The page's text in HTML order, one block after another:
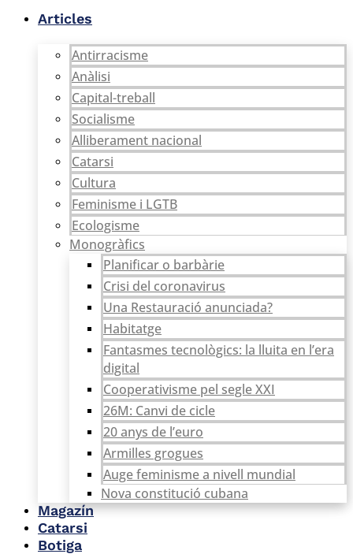
Articles
Antirracisme
Anàlisi
Capital-treball
Socialisme
Alliberament nacional
Catarsi
Cultura
Feminisme i LGTB
Ecologisme
Monogràfics
Planificar o barbàrie
Crisi del coronavirus
Una Restauració anunciada?
Habitatge
Fantasmes tecnològics: la lluita en l’era
digital
Cooperativisme pel segle XXI
26M: Canvi de cicle
20 anys de l’euro
Armilles grogues
Auge feminisme a nivell mundial
Nova constitució cubana
Magazín
Catarsi
Botiga